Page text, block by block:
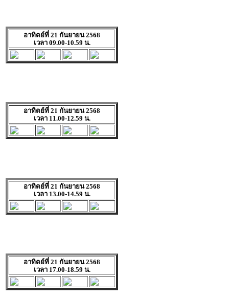
อาทิตย์ที่ 21 กันยายน 2568
เวลา 09.00-10.59 น.
อาทิตย์ที่ 21 กันยายน 2568
เวลา 11.00-12.59 น.
อาทิตย์ที่ 21 กันยายน 2568
เวลา 13.00-14.59 น.
อาทิตย์ที่ 21 กันยายน 2568
เวลา 17.00-18.59 น.